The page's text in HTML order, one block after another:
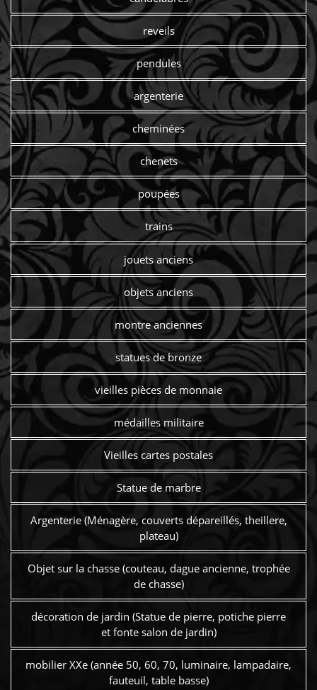
reveils
pendules
argenterie
cheminées
chenets
poupées
trains
jouets anciens
objets anciens
montre anciennes
statues de bronze
vieilles pièces de monnaie
médailles militaire
Vieilles cartes postales
Statue de marbre
Argenterie (Ménagère, couverts dépareillés, theillere,
plateau)
Objet sur la chasse (couteau, dague ancienne, trophée
de chasse)
décoration de jardin (Statue de pierre, potiche pierre
et fonte salon de jardin)
mobilier XXe (année 50, 60, 70, luminaire, lampadaire,
fauteuil, table basse)